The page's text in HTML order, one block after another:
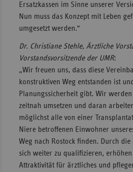
Ersatzkassen im Sinne unserer
Nun muss das Konzept mit Leben
umgesetzt werden.“
Dr. Christiane Stehle, Ärztliche
Vorstandsvorsitzende der UMR:
„Wir freuen uns, dass diese
konstruktiven Weg entstanden ist
Planungssicherheit gibt. Wir
zeitnah umsetzen und daran
möglichst alle von einer
Niere betroffenen Einwohner
Weg nach Rostock finden. Durch
sich weiter zu qualifizieren,
Attraktivität für ärztliches und